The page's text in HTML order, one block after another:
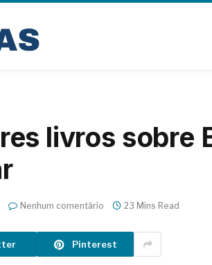
livros sobre
Nenhum comentário 23 Mins Read
Pinterest